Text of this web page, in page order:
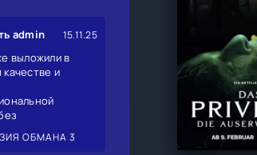
admin 15.11.25
выложили в
и
ОБМАНА 3